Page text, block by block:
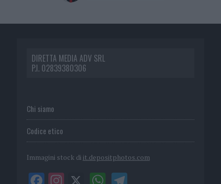
DIRETTA MEDIA ADV SRL
P.I. 02839380306
Chi siamo
Codice etico
Immagini stock di it.depositphotos.com